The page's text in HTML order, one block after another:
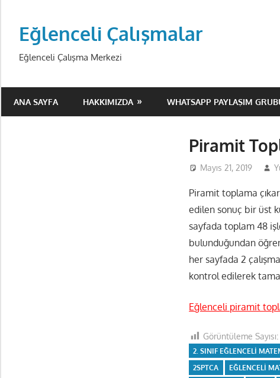
contentEğlenceli Çalışmalar
Eğlenceli Çalışma Merkezi
ANA SAYFA HAKKIMIZDA WHATSAPP PAYLAŞIM
Piramit
Mayıs 21, 2019
Piramit toplama
edilen sonuç bir üst
sayfada toplam 48
bulunduğundan
her sayfada 2
kontrol edilerek
Eğlenceli piramit
Görüntüleme Sayısı:
2. SINIF EĞLENCELI
2SPTCA
EĞLENCELI